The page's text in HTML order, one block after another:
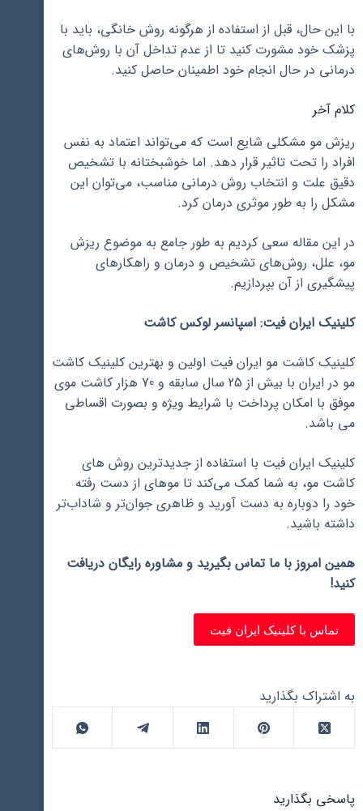
با این حال، قبل از استفاده از هرگونه روش خانگی، باید با
پزشک خود مشورت کنید تا از عدم تداخل آن با روش‌های
درمانی در حال انجام خود اطمینان حاصل کنید.
کلام آخر
ریزش مو مشکلی شایع است که می‌تواند اعتماد به نفس
افراد را تحت تاثیر قرار دهد. اما خوشبختانه با تشخیص
دقیق علت و انتخاب روش درمانی مناسب، می‌توان این
مشکل را به طور موثری درمان کرد.
در این مقاله سعی کردیم به طور جامع به موضوع ریزش
مو، علل، روش‌های تشخیص و درمان و راهکارهای
پیشگیری از آن بپردازیم.
کلینیک ایران فیت: اسپانسر لوکس کاشت
کلینیک کاشت مو ایران فیت اولین و بهترین کلینیک کاشت
مو در ایران با بیش از 25 سال سابقه و 70 هزار کاشت موی
موفق با امکان پرداخت با شرایط ویژه و بصورت اقساطی
می باشد.
کلینیک ایران فیت با استفاده از جدیدترین روش ‌های
کاشت مو، به شما کمک می‌کند تا موهای از دست رفته
خود را دوباره به دست آورید و ظاهری جوان‌تر و شاداب‌تر
داشته باشید.
همین امروز با ما تماس بگیرید و مشاوره رایگان دریافت
کنید!
تماس با کلینیک ایران فیت
به اشتراک بگذارید
پاسخی بگذارید